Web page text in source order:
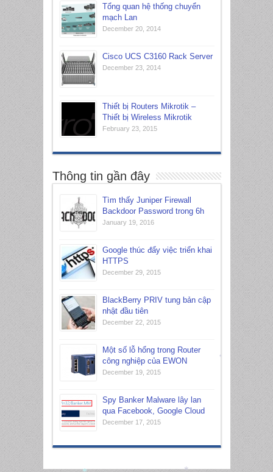
Tổng quan hệ thống chuyển
mạch Lan
December 20, 2014
Cisco UCS C3160 Rack Server
December 23, 2014
Thiết bị Routers Mikrotik –
Thiết bị Wireless Mikrotik
February 23, 2015
Thông tin gần đây
Tìm thấy Juniper Firewall
Backdoor Password trong 6h
January 19, 2016
Google thúc đẩy việc triển khai
HTTPS
December 29, 2015
BlackBerry PRIV tung bản cập
nhật đầu tiên
December 22, 2015
Một số lỗ hổng trong Router
công nghiệp của EWON
December 19, 2015
Spy Banker Malware lây lan
qua Facebook, Google Cloud
December 17, 2015
*